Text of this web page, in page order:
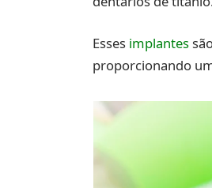
Esses implantes
proporcionando